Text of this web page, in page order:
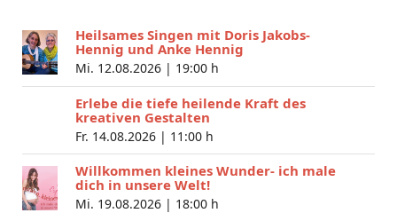
Heilsames Singen mit Doris Jakobs-
Hennig und Anke Hennig
Mi. 12.08.2026 | 19:00 h
Erlebe die tiefe heilende Kraft des
kreativen Gestalten
Fr. 14.08.2026 | 11:00 h
Willkommen kleines Wunder- ich male
dich in unsere Welt!
Mi. 19.08.2026 | 18:00 h